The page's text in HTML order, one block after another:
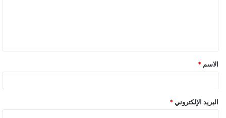
ق
*
الاسم *
البريد الإلكتروني *